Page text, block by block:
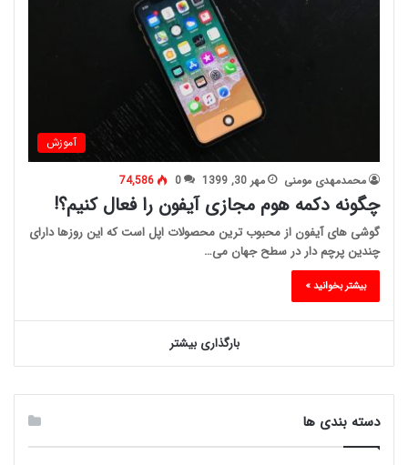
آموزش
محمدمهدی مومنی مهر 30, 1399 0
74,586
چگونه دکمه هوم مجازی آیفون را فعال کنیم؟!
گوشی های آیفون از محبوب ترین محصولات اپل است که این روزها دارای
چندین پرچم دار در سطح جهان می…
بیشتر بخوانید »
بارگذاری بیشتر
دسته بندی ها